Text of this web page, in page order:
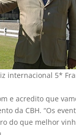
internacional 5*
e acredito que
da CBH. “Os
do que melhor